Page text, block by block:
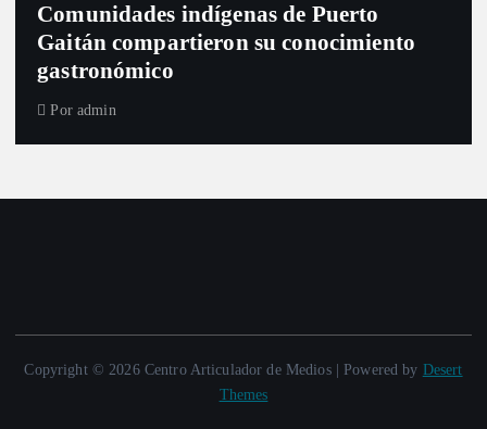
Comunidades indígenas de Puerto
Gaitán compartieron su conocimiento
gastronómico
Por admin
Copyright © 2026 Centro Articulador de Medios | Powered by Desert
Themes